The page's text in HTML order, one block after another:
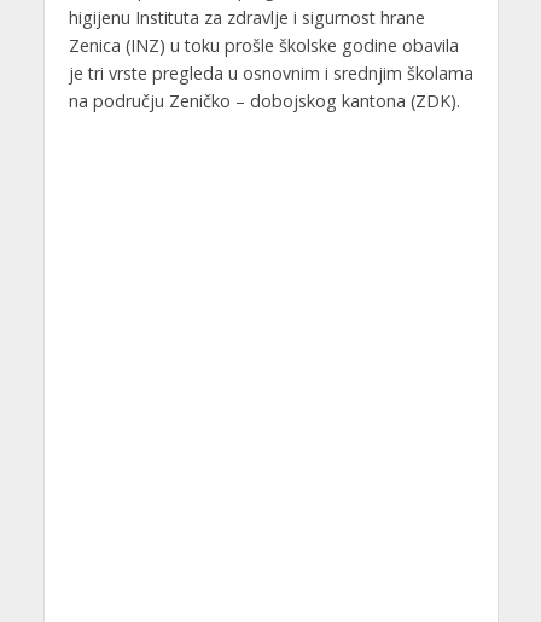
higijenu Instituta za zdravlje i sigurnost hrane
Zenica (INZ) u toku prošle školske godine obavila
je tri vrste pregleda u osnovnim i srednjim školama
na području Zeničko – dobojskog kantona (ZDK).